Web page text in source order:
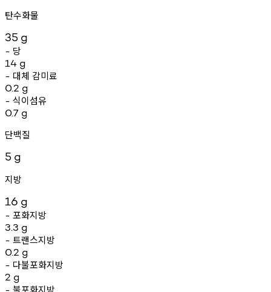
탄수화물
35 g
- 당
14 g
- 대체 감미료
0.2 g
- 식이섬유
0.7 g
단백질
5 g
지방
16 g
- 포화지방
3.3 g
- 트랜스지방
0.2 g
- 다불포화지방
2 g
불포화지방